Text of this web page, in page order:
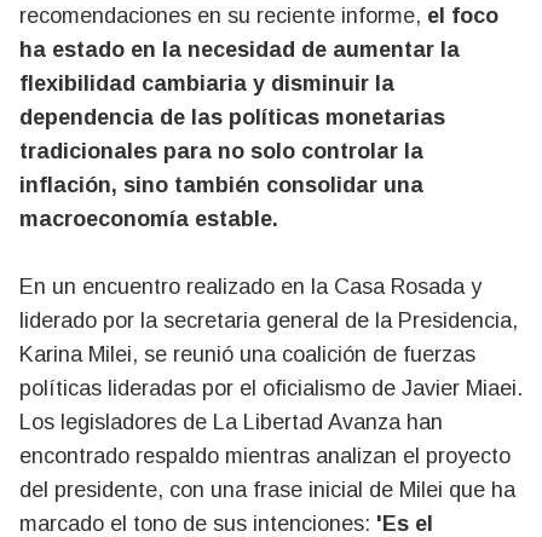
recomendaciones en su reciente informe, el foco
ha estado en la necesidad de aumentar la
flexibilidad cambiaria y disminuir la
dependencia de las políticas monetarias
tradicionales para no solo controlar la
inflación, sino también consolidar una
macroeconomía estable.
En un encuentro realizado en la Casa Rosada y
liderado por la secretaria general de la Presidencia,
Karina Milei, se reunió una coalición de fuerzas
políticas lideradas por el oficialismo de Javier Miaei.
Los legisladores de La Libertad Avanza han
encontrado respaldo mientras analizan el proyecto
del presidente, con una frase inicial de Milei que ha
marcado el tono de sus intenciones: 'Es el